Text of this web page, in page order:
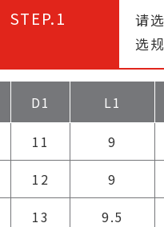
STEP.1
请
选
D1 L1
11 9
12 9
13 9.5